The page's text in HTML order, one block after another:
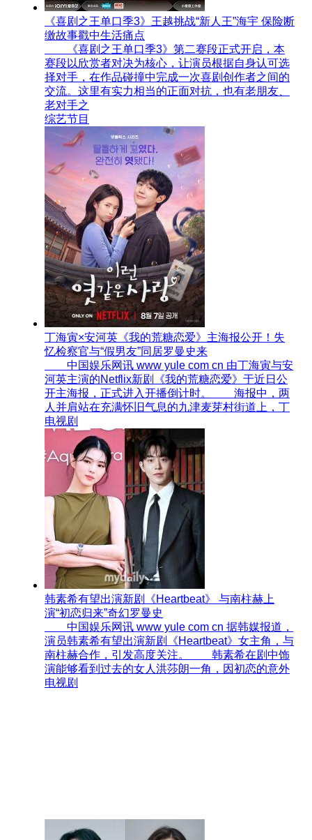
《喜剧之王单口季3》王越挑战“新人王”海宇 保险断
缴故事戳中生活痛点
《喜剧之王单口季3》第二赛段正式开启，本
赛段以欣赏者对决为核心，让演员根据自身认可选
择对手，在作品碰撞中完成一次喜剧创作者之间的
交流。这里有实力相当的正面对抗，也有老朋友、
老对手之
综艺节目
丁海寅×安河英《我的荒糖恋爱》主海报公开！失
忆检察官与“假男友”同居罗曼史来
中国娱乐网讯 www yule com cn 由丁海寅与安
河英主演的Netflix新剧《我的荒糖恋爱》于近日公
开主海报，正式进入开播倒计时。 海报中，两
人并肩站在充满怀旧气息的九津麦芽村街道上，丁
电视剧
韩素希有望出演新剧《Heartbeat》 与南柱赫上
演“初恋归来”奇幻罗曼史
中国娱乐网讯 www yule com cn 据韩媒报道，
演员韩素希有望出演新剧《Heartbeat》女主角，与
南柱赫合作，引发高度关注。 韩素希在剧中饰
演能够看到过去的女人洪莎朗一角，因初恋的意外
电视剧